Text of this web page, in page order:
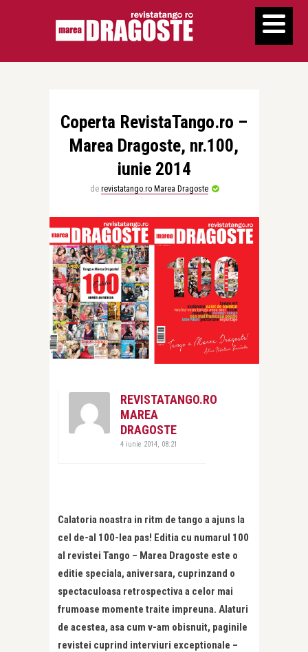
Coperta RevistaTango.ro –
Marea Dragoste, nr.100,
iunie 2014
de revistatango.ro Marea Dragoste
REVISTATANGO.RO
MAREA
DRAGOSTE
4 iunie 2014, 08:21
Calatoria noastra in ritm de tango a ajuns la
cel de-al 100-lea pas! Editia cu numarul 100
al revistei Tango – Marea Dragoste este o
editie speciala, aniversara, cuprinzand o
spectaculoasa retrospectiva a celor mai
frumoase momente traite impreuna. Alaturi
de acestea, asa cum v-am obisnuit, paginile
revistei cuprind interviuri exceptionale –